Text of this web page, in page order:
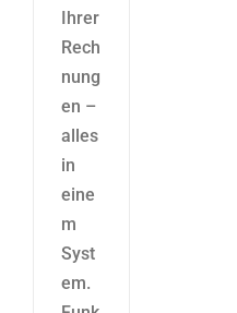
Ihrer
Rech
nung
en –
alles
in
eine
m
Syst
em.